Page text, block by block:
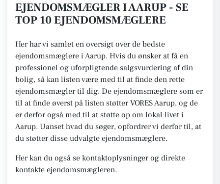
EJENDOMSMÆGLER I AARUP - SE
TOP 10 EJENDOMSMÆGLERE
Her har vi samlet en oversigt over de bedste
ejendomsmæglere i Aarup. Hvis du ønsker at få en
professionel og uforpligtende salgsvurdering af din
bolig, så kan listen være med til at finde den rette
ejendomsmægler til dig. De ejendomsmæglere som er
til at finde øverst på listen støtter VORES Aarup, og de
er derfor også med til at støtte op om lokal livet i
Aarup. Uanset hvad du søger, opfordrer vi derfor til, at
du støtter disse udvalgte ejendomsmæglere.
Her kan du også se kontaktoplysninger og direkte
kontakte ejendomsmægleren.